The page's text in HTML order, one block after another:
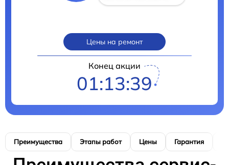
Цены на ремонт
Конец акции
01:13:38
Преимущества Этапы работ Цены Гарантия